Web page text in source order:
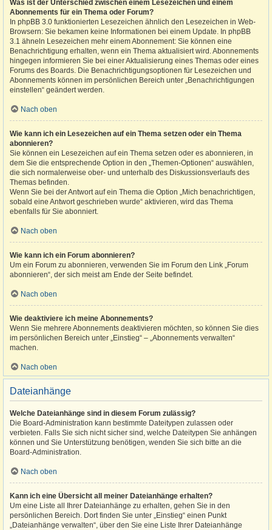
Was ist der Unterschied zwischen einem Lesezeichen und einem
Abonnements für ein Thema oder Forum?
In phpBB 3.0 funktionierten Lesezeichen ähnlich den Lesezeichen in Web-
Browsern: Sie bekamen keine Informationen bei einem Update. In phpBB
3.1 ähneln Lesezeichen mehr einem Abonnement: Sie können eine
Benachrichtigung erhalten, wenn ein Thema aktualisiert wird. Abonnements
hingegen informieren Sie bei einer Aktualisierung eines Themas oder eines
Forums des Boards. Die Benachrichtigungsoptionen für Lesezeichen und
Abonnements können im persönlichen Bereich unter „Benachrichtigungen
einstellen“ geändert werden.
Nach oben
Wie kann ich ein Lesezeichen auf ein Thema setzen oder ein Thema
abonnieren?
Sie können ein Lesezeichen auf ein Thema setzen oder es abonnieren, in
dem Sie die entsprechende Option in den „Themen-Optionen“ auswählen,
die sich normalerweise ober- und unterhalb des Diskussionsverlaufs des
Themas befinden.
Wenn Sie bei der Antwort auf ein Thema die Option „Mich benachrichtigen,
sobald eine Antwort geschrieben wurde“ aktivieren, wird das Thema
ebenfalls für Sie abonniert.
Nach oben
Wie kann ich ein Forum abonnieren?
Um ein Forum zu abonnieren, verwenden Sie im Forum den Link „Forum
abonnieren“, der sich meist am Ende der Seite befindet.
Nach oben
Wie deaktiviere ich meine Abonnements?
Wenn Sie mehrere Abonnements deaktivieren möchten, so können Sie dies
im persönlichen Bereich unter „Einstieg“ – „Abonnements verwalten“
machen.
Nach oben
Dateianhänge
Welche Dateianhänge sind in diesem Forum zulässig?
Die Board-Administration kann bestimmte Dateitypen zulassen oder
verbieten. Falls Sie sich nicht sicher sind, welche Dateitypen Sie anhängen
können und Sie Unterstützung benötigen, wenden Sie sich bitte an die
Board-Administration.
Nach oben
Kann ich eine Übersicht all meiner Dateianhänge erhalten?
Um eine Liste all Ihrer Dateianhänge zu erhalten, gehen Sie in den
persönlichen Bereich. Dort finden Sie unter „Einstieg“ einen Punkt
„Dateianhänge verwalten“, über den Sie eine Liste Ihrer Dateianhänge